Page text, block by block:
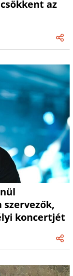
az
koncertjét